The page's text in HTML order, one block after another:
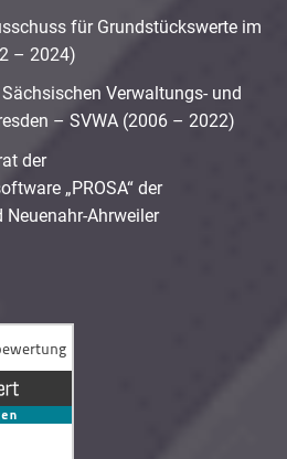
für Grundstückswerte im
– 2024)
Verwaltungs- und
– SVWA (2006 – 2022)
der
„PROSA“ der
Neuenahr-Ahrweiler